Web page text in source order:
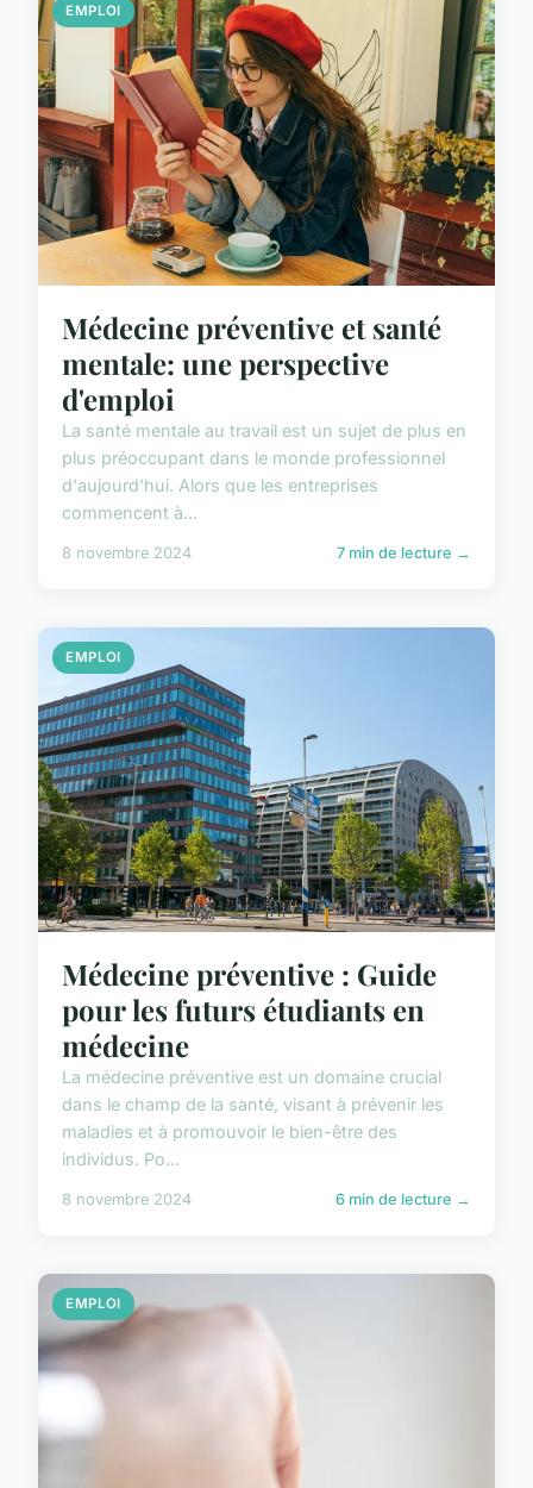
EMPLOI
Médecine préventive et santé
mentale: une perspective
d'emploi
La santé mentale au travail est un sujet de plus en
plus préoccupant dans le monde professionnel
d'aujourd'hui. Alors que les entreprises
commencent à...
8 novembre 2024 7 min de lecture →
EMPLOI
Médecine préventive : Guide
pour les futurs étudiants en
médecine
La médecine préventive est un domaine crucial
dans le champ de la santé, visant à prévenir les
maladies et à promouvoir le bien-être des
individus. Po...
8 novembre 2024 6 min de lecture →
EMPLOI